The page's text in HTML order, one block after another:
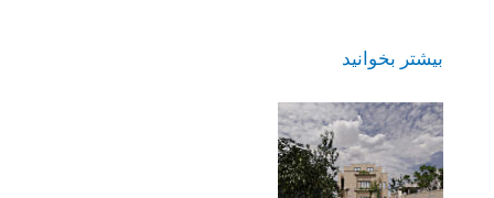
بیشتر بخوانید